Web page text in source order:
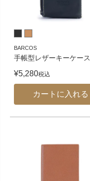
BARCOS
手帳型レザーキーケース
¥5,280税込
カートに入れる